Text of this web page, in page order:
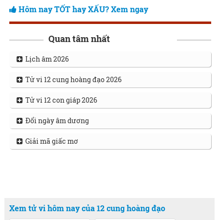
Hôm nay TỐT hay XẤU? Xem ngay
Quan tâm nhất
Lịch âm 2026
Tử vi 12 cung hoàng đạo 2026
Tử vi 12 con giáp 2026
Đổi ngày âm dương
Giải mã giấc mơ
Xem tử vi hôm nay của 12 cung hoàng đạo